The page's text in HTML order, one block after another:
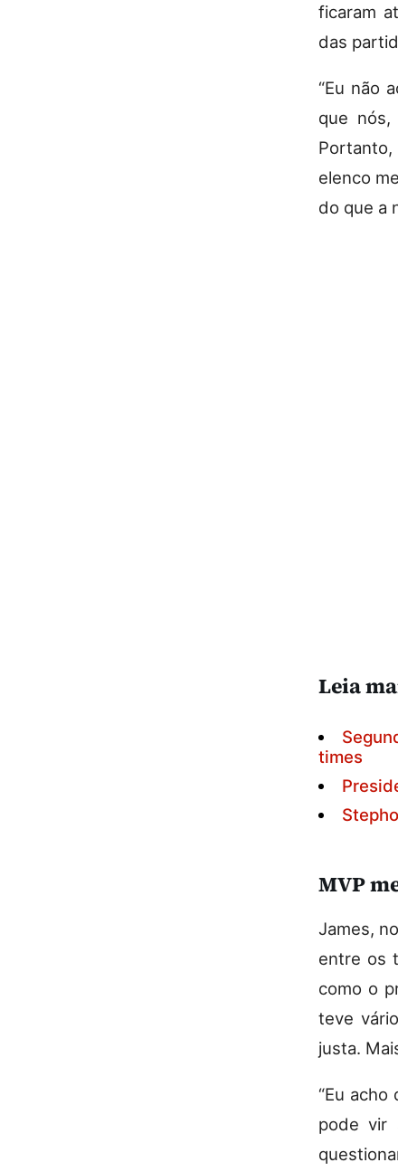
ficaram
das
“Eu não
que nós,
elenco
do que a
Leia
times
MVP
James,
entre os
como o
teve
justa.
“Eu
pode vir